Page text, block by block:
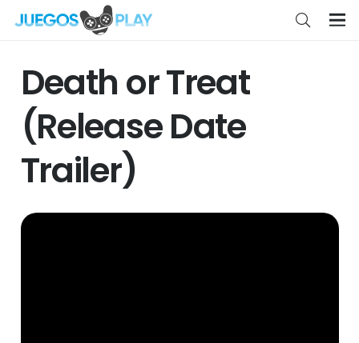
Death or Treat
(Release Date
Trailer)